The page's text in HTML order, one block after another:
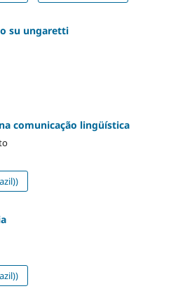
su ungaretti
comunicação lingüística